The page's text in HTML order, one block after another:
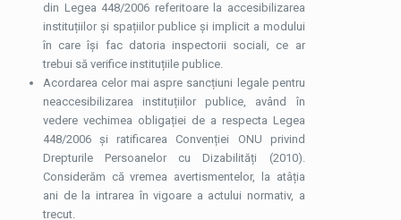
din Legea 448/2006 referitoare la accesibilizarea
instituțiilor și spațiilor publice și implicit a modului
în care își fac datoria inspectorii sociali, ce ar
trebui să verifice instituțiile publice.
Acordarea celor mai aspre sancțiuni legale pentru
neaccesibilizarea instituțiilor publice, având în
vedere vechimea obligației de a respecta Legea
448/2006 și ratificarea Convenției ONU privind
Drepturile Persoanelor cu Dizabilități (2010).
Considerăm că vremea avertismentelor, la atâția
ani de la intrarea în vigoare a actului normativ, a
trecut.